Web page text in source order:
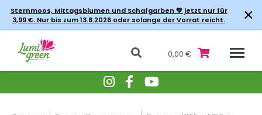
Sternmoos, Mittagsblumen und Schafgarben 💚 jetzt nur für
3,99 €. Nur bis zum 13.8.2026 oder solange der Vorrat reicht.
×
0,00 €